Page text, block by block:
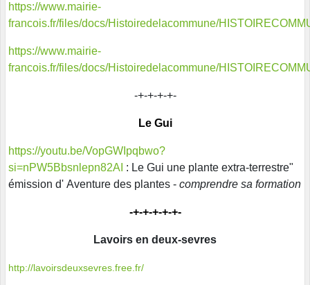
https://www.mairie-
francois.fr/files/docs/Histoiredelacommune/
https://www.mairie-
francois.fr/files/docs/Histoiredelacommune/
-+-+-+-+-
Le Gui
https://youtu.be/VopGWIpqbwo?
si=nPW5Bbsnlepn82AI : Le Gui une plante extra-terrestre"
émission d' Aventure des plantes - comprendre sa formation
-+-+-+-+-+-
Lavoirs en deux-sevres
http://lavoirsdeuxsevres.free.fr/